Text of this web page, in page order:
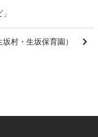
村・生坂保育園）